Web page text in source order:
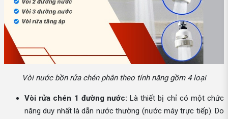
Vòi nước bồn rửa chén phân theo tính năng gồm 4 loại
Vòi rửa chén 1 đường nước: Là thiết bị chỉ có một chức
năng duy nhất là dẫn nước thường (nước máy trực tiếp). Do